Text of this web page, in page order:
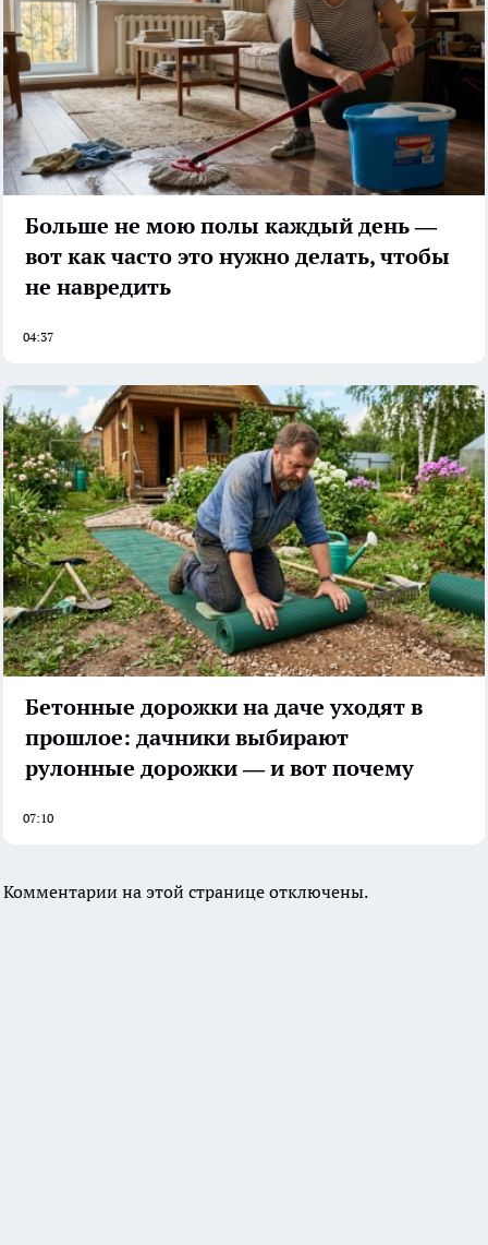
Больше не мою полы каждый день —
вот как часто это нужно делать, чтобы
не навредить
04:37
Бетонные дорожки на даче уходят в
прошлое: дачники выбирают
рулонные дорожки — и вот почему
07:10
Комментарии на этой странице отключены.